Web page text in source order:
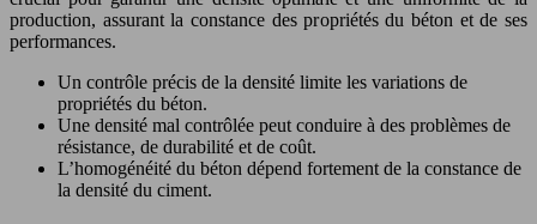
production, assurant la constance des propriétés du béton et de ses
performances.
Un contrôle précis de la densité limite les variations de
propriétés du béton.
Une densité mal contrôlée peut conduire à des problèmes de
résistance, de durabilité et de coût.
L’homogénéité du béton dépend fortement de la constance de
la densité du ciment.